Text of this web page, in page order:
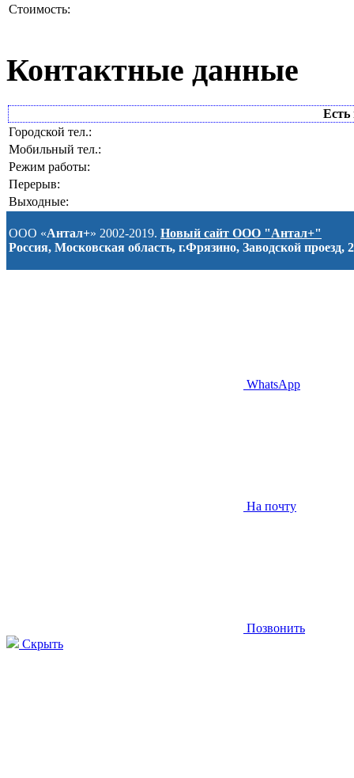
Стоимость:
Контактные данные
Есть
Городской тел.:
Мобильный тел.:
Режим работы:
Перерыв:
Выходные:
ООО «Антал+» 2002-2019. Новый сайт ООО "Антал+"
Россия, Московская область, г.Фрязино, Заводской проезд, 2
WhatsApp
На почту
Позвонить
Скрыть